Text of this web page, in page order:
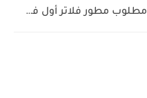
مطلوب مطور فلاتر أول في شركة علم - الرياض 2026...